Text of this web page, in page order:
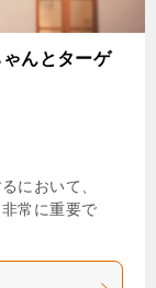
んとターゲ
において、
常に重要で